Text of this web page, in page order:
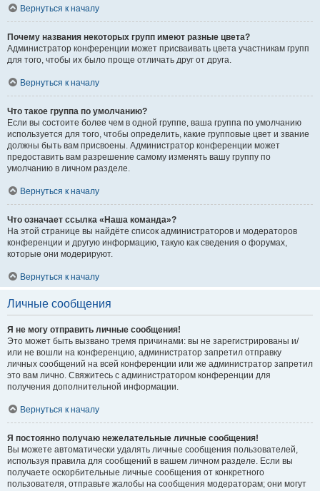
Вернуться к началу
Почему названия некоторых групп имеют разные цвета?
Администратор конференции может присваивать цвета участникам групп
для того, чтобы их было проще отличать друг от друга.
Вернуться к началу
Что такое группа по умолчанию?
Если вы состоите более чем в одной группе, ваша группа по умолчанию
используется для того, чтобы определить, какие групповые цвет и звание
должны быть вам присвоены. Администратор конференции может
предоставить вам разрешение самому изменять вашу группу по
умолчанию в личном разделе.
Вернуться к началу
Что означает ссылка «Наша команда»?
На этой странице вы найдёте список администраторов и модераторов
конференции и другую информацию, такую как сведения о форумах,
которые они модерируют.
Вернуться к началу
Личные сообщения
Я не могу отправить личные сообщения!
Это может быть вызвано тремя причинами: вы не зарегистрированы и/
или не вошли на конференцию, администратор запретил отправку
личных сообщений на всей конференции или же администратор запретил
это вам лично. Свяжитесь с администратором конференции для
получения дополнительной информации.
Вернуться к началу
Я постоянно получаю нежелательные личные сообщения!
Вы можете автоматически удалять личные сообщения пользователей,
используя правила для сообщений в вашем личном разделе. Если вы
получаете оскорбительные личные сообщения от конкретного
пользователя, отправьте жалобы на сообщения модераторам; они могут